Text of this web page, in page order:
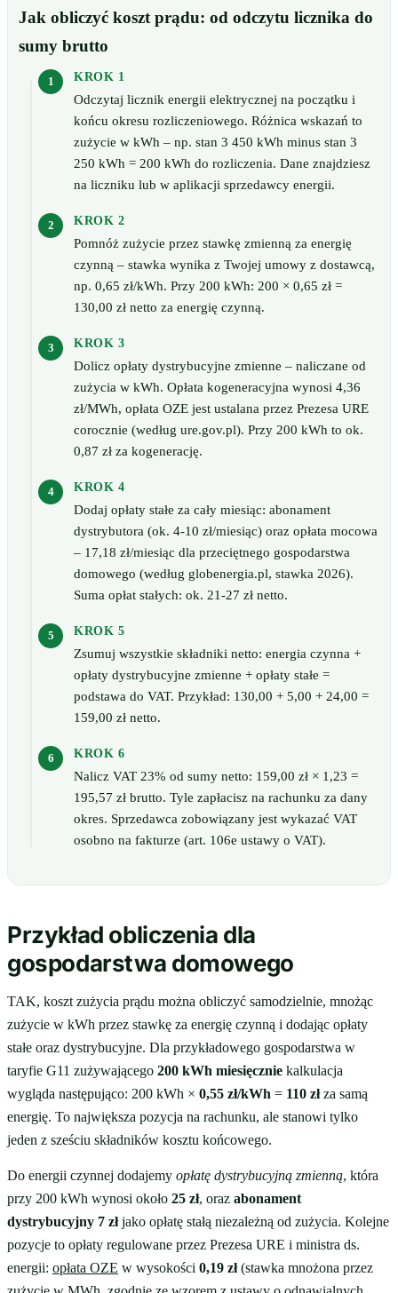
Jak obliczyć koszt prądu: od odczytu licznika do
sumy brutto
KROK 1
Odczytaj licznik energii elektrycznej na początku i
końcu okresu rozliczeniowego. Różnica wskazań to
zużycie w kWh – np. stan 3 450 kWh minus stan 3
250 kWh = 200 kWh do rozliczenia. Dane znajdziesz
na liczniku lub w aplikacji sprzedawcy energii.
KROK 2
Pomnóż zużycie przez stawkę zmienną za energię
czynną – stawka wynika z Twojej umowy z dostawcą,
np. 0,65 zł/kWh. Przy 200 kWh: 200 × 0,65 zł =
130,00 zł netto za energię czynną.
KROK 3
Dolicz opłaty dystrybucyjne zmienne – naliczane od
zużycia w kWh. Opłata kogeneracyjna wynosi 4,36
zł/MWh, opłata OZE jest ustalana przez Prezesa URE
corocznie (według ure.gov.pl). Przy 200 kWh to ok.
0,87 zł za kogenerację.
KROK 4
Dodaj opłaty stałe za cały miesiąc: abonament
dystrybutora (ok. 4-10 zł/miesiąc) oraz opłata mocowa
– 17,18 zł/miesiąc dla przeciętnego gospodarstwa
domowego (według globenergia.pl, stawka 2026).
Suma opłat stałych: ok. 21-27 zł netto.
KROK 5
Zsumuj wszystkie składniki netto: energia czynna +
opłaty dystrybucyjne zmienne + opłaty stałe =
podstawa do VAT. Przykład: 130,00 + 5,00 + 24,00 =
159,00 zł netto.
KROK 6
Nalicz VAT 23% od sumy netto: 159,00 zł × 1,23 =
195,57 zł brutto. Tyle zapłacisz na rachunku za dany
okres. Sprzedawca zobowiązany jest wykazać VAT
osobno na fakturze (art. 106e ustawy o VAT).
Przykład obliczenia dla
gospodarstwa domowego
TAK, koszt zużycia prądu można obliczyć samodzielnie, mnożąc
zużycie w kWh przez stawkę za energię czynną i dodając opłaty
stałe oraz dystrybucyjne. Dla przykładowego gospodarstwa w
taryfie G11 zużywającego 200 kWh miesięcznie kalkulacja
wygląda następująco: 200 kWh × 0,55 zł/kWh = 110 złza samą
energię. To największa pozycja na rachunku, ale stanowi tylko
jeden z sześciu składników kosztu końcowego.
Do energii czynnej dodajemy opłatę dystrybucyjną zmienną, która
przy 200 kWh wynosi około 25 zł, oraz abonament
dystrybucyjny 7 złjako opłatę stałą niezależną od zużycia. Kolejne
pozycje to opłaty regulowane przez Prezesa URE i ministra ds.
energii: opłata OZE w wysokości 0,19 zł(stawka mnożona przez